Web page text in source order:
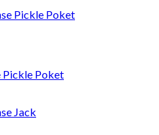
Pickle Poket